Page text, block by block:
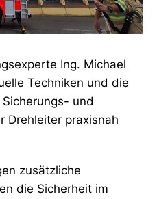
Ing. Michael
Techniken und die
und
Drehleiter praxisnah
zusätzliche
die Sicherheit im